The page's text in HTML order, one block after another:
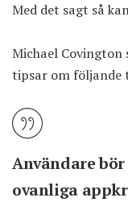
Med det sagt så
Michael
tipsar om följande
Användare
ovanliga